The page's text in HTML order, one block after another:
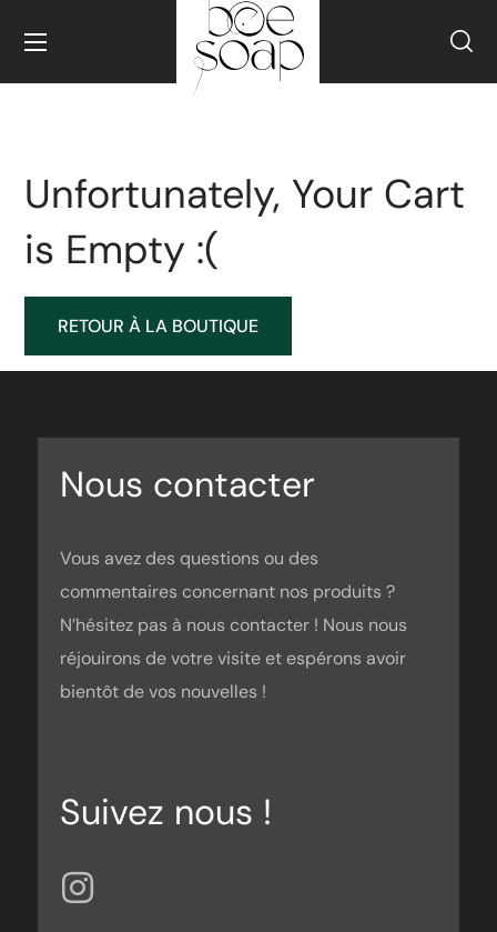
Unfortunately, Your Cart
is Empty :(
RETOUR À LA BOUTIQUE
Nous contacter
Vous avez des questions ou des
commentaires concernant nos produits ?
N’hésitez pas à nous contacter ! Nous nous
réjouirons de votre visite et espérons avoir
bientôt de vos nouvelles !
Suivez nous !